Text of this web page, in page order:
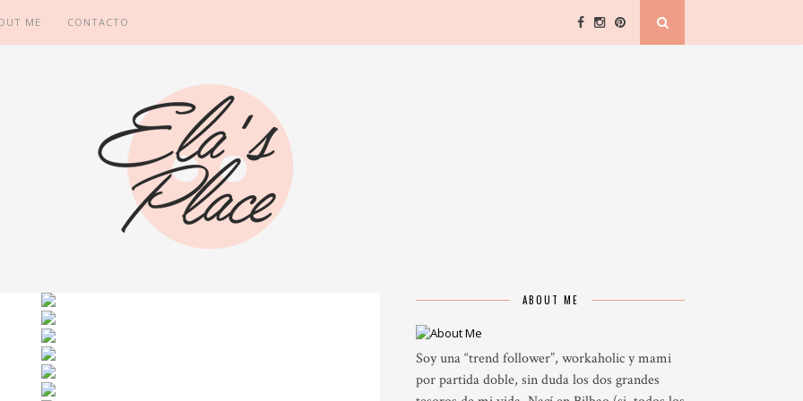
ME CONTACTO
ABOUT ME
Soy una “trend follower”, workaholic y mami
por partida doble, sin duda los dos grandes